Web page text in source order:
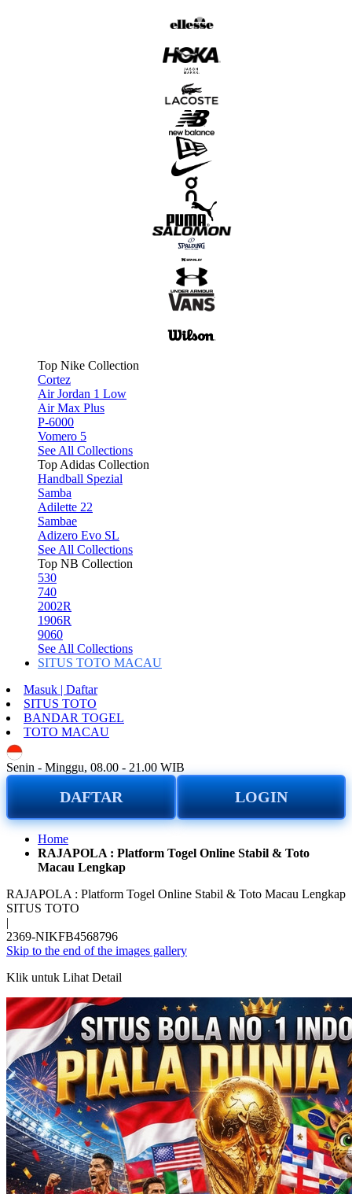
Top Nike Collection
Cortez
Air Jordan 1 Low
Air Max Plus
P-6000
Vomero 5
See All Collections
Top Adidas Collection
Handball Spezial
Samba
Adilette 22
Sambae
Adizero Evo SL
See All Collections
Top NB Collection
530
740
2002R
1906R
9060
See All Collections
SITUS TOTO MACAU
Masuk | Daftar
SITUS TOTO
BANDAR TOGEL
TOTO MACAU
Senin - Minggu, 08.00 - 21.00 WIB
DAFTAR LOGIN
Home
RAJAPOLA : Platform Togel Online Stabil & Toto
Macau Lengkap
RAJAPOLA : Platform Togel Online Stabil & Toto Macau Lengkap
SITUS TOTO
|
2369-NIKFB4568796
Skip to the end of the images gallery
Klik untuk Lihat Detail